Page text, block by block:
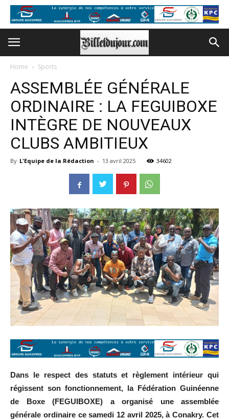
Home Sports
ASSEMBLÉE GÉNÉRALE
ORDINAIRE : LA FEGUIBOXE
INTÈGRE DE NOUVEAUX
CLUBS AMBITIEUX
By L'Equipe de la Rédaction - 13 avril 2025 34602
Dans le respect des statuts et règlement intérieur qui
régissent son fonctionnement, la Fédération Guinéenne
de Boxe (FEGUIBOXE) a organisé une assemblée
générale ordinaire ce samedi 12 avril 2025, à Conakry. Cet